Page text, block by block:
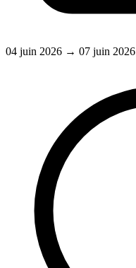
04 juin 2026 → 07 juin 2026